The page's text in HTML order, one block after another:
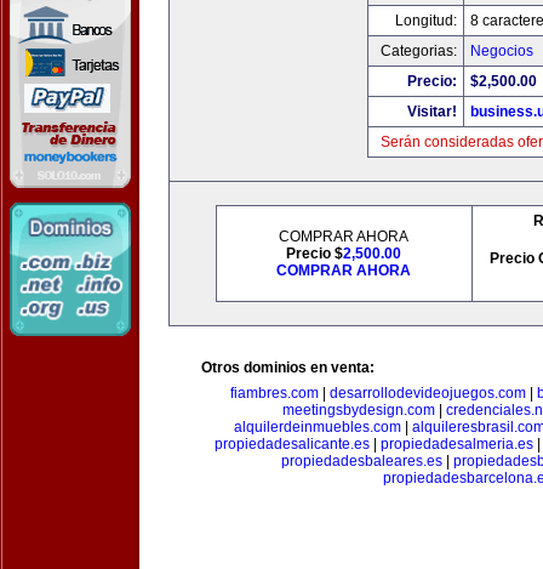
Longitud:
8
Categorias:
Negocios
Precio:
$2,500.00
Visitar!
Serán consideradas
COMPRAR AHORA
Precio $2,500.00
COMPRAR AHORA
Precio
Otros dominios en venta:
fiambres.com| desarrollodevideojuegos.com|
meetingsbydesign.com|
alquilerdeinmuebles.com|
propiedadesalicante.es| propiedadesalmeria.es|
propiedadesbaleares.es